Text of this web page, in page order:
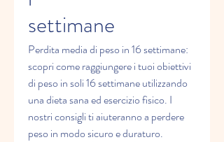
settimane
Perdita media di peso in 16 settimane:
scopri come raggiungere i tuoi obiettivi
di peso in soli 16 settimane utilizzando
una dieta sana ed esercizio fisico. I
nostri consigli ti aiuteranno a perdere
peso in modo sicuro e duraturo.